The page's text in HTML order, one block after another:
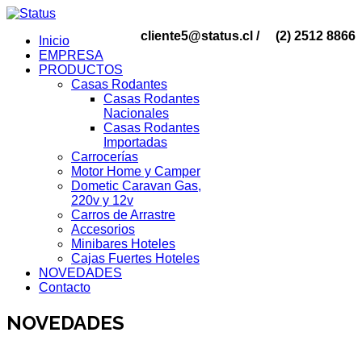
cliente5@status.cl / (2) 2512 8866
Inicio
EMPRESA
PRODUCTOS
Casas Rodantes
Casas Rodantes
Nacionales
Casas Rodantes
Importadas
Carrocerías
Motor Home y Camper
Dometic Caravan Gas,
220v y 12v
Carros de Arrastre
Accesorios
Minibares Hoteles
Cajas Fuertes Hoteles
NOVEDADES
Contacto
NOVEDADES